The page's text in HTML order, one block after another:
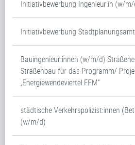
Initiativbewerbung Ingenieur:in (w/
Initiativbewerbung
Bauingenieur:innen (w/m/d)
Straßenbau für das Programm/
„Energiewendeviertel FFM“
städtische Verkehrspolizist:innen
(w/m/d)